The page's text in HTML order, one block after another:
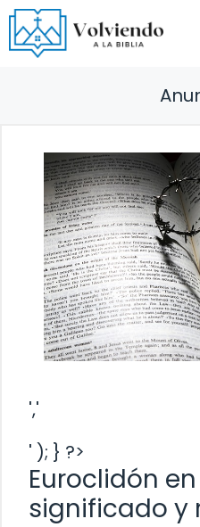
Saltar
al
contenido
','
' ); } ?>
Euroclidón
significado y